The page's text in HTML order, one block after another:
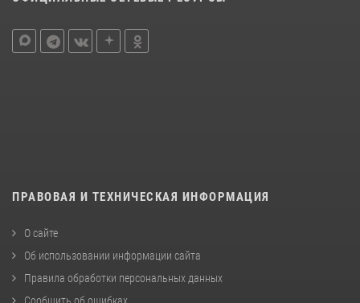
ПРАВОВАЯ И ТЕХНИЧЕСКАЯ ИНФОРМАЦИЯ
О сайте
Об использовании информации сайта
Правила обработки персональных данных
Сообщить об ошибках